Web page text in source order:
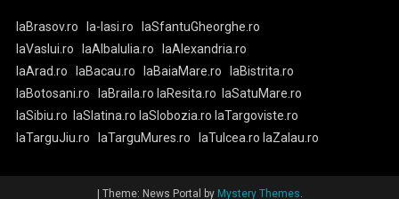
laBrasov.ro la-Iasi.ro
laSfantuGheorghe.ro
laVaslui.ro
laAlbaIulia.ro
laAlexandria.ro
laArad.ro
laBacau.ro laBaiaMare.ro
laBistrita.ro
laBotosani.ro
laBraila.ro laResita.ro
laSatuMare.ro
laSibiu.ro
laSlatina.ro laSlobozia.ro laTargoviste.ro
laTarguJiu.ro
laTarguMures.ro laTulcea.ro laZalau.ro
Theme: News Portal by Mystery Themes.